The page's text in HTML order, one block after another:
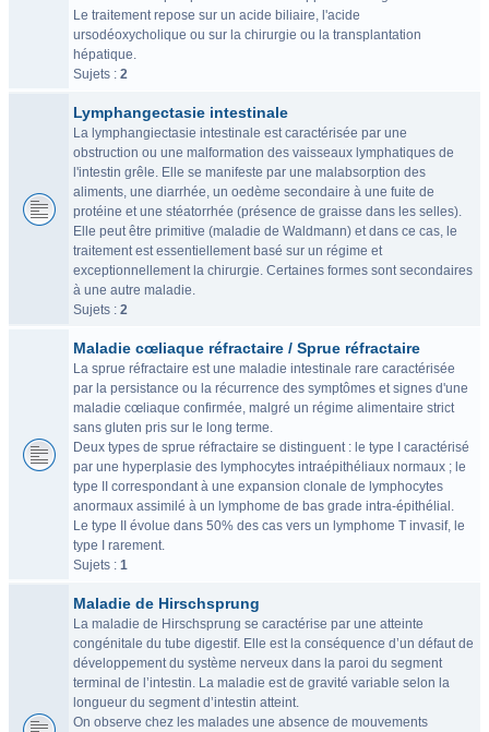
Le traitement repose sur un acide biliaire, l'acide
ursodéoxycholique ou sur la chirurgie ou la transplantation
hépatique.
Sujets : 2
Lymphangectasie intestinale
La lymphangiectasie intestinale est caractérisée par une
obstruction ou une malformation des vaisseaux lymphatiques de
l'intestin grêle. Elle se manifeste par une malabsorption des
aliments, une diarrhée, un oedème secondaire à une fuite de
protéine et une stéatorrhée (présence de graisse dans les selles).
Elle peut être primitive (maladie de Waldmann) et dans ce cas, le
traitement est essentiellement basé sur un régime et
exceptionnellement la chirurgie. Certaines formes sont secondaires
à une autre maladie.
Sujets : 2
Maladie cœliaque réfractaire / Sprue réfractaire
La sprue réfractaire est une maladie intestinale rare caractérisée
par la persistance ou la récurrence des symptômes et signes d'une
maladie cœliaque confirmée, malgré un régime alimentaire strict
sans gluten pris sur le long terme.
Deux types de sprue réfractaire se distinguent : le type I caractérisé
par une hyperplasie des lymphocytes intraépithéliaux normaux ; le
type II correspondant à une expansion clonale de lymphocytes
anormaux assimilé à un lymphome de bas grade intra-épithélial.
Le type II évolue dans 50% des cas vers un lymphome T invasif, le
type I rarement.
Sujets : 1
Maladie de Hirschsprung
La maladie de Hirschsprung se caractérise par une atteinte
congénitale du tube digestif. Elle est la conséquence d’un défaut de
développement du système nerveux dans la paroi du segment
terminal de l’intestin. La maladie est de gravité variable selon la
longueur du segment d’intestin atteint.
On observe chez les malades une absence de mouvements